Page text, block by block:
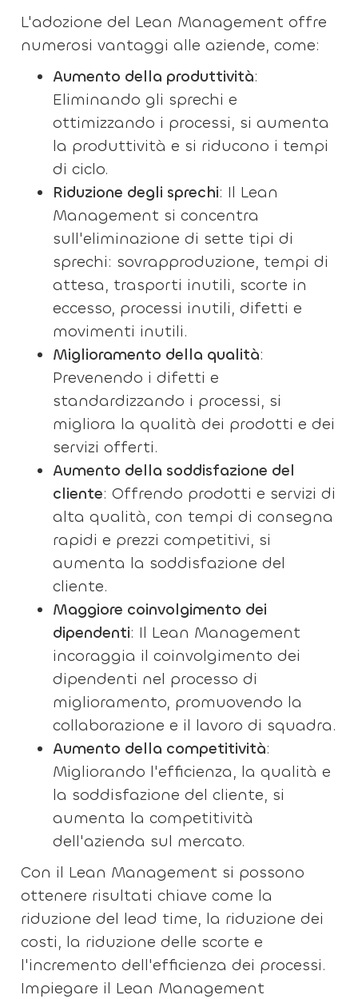
L'adozione del Lean Management offre
numerosi vantaggi alle aziende, come:
Aumento della produttività:
Eliminando gli sprechi e
ottimizzando i processi, si aumenta
la produttività e si riducono i tempi
di ciclo.
Riduzione degli sprechi: Il Lean
Management si concentra
sull'eliminazione di sette tipi di
sprechi: sovrapproduzione, tempi di
attesa, trasporti inutili, scorte in
eccesso, processi inutili, difetti e
movimenti inutili.
Miglioramento della qualità:
Prevenendo i difetti e
standardizzando i processi, si
migliora la qualità dei prodotti e dei
servizi offerti.
Aumento della soddisfazione del
cliente: Offrendo prodotti e servizi di
alta qualità, con tempi di consegna
rapidi e prezzi competitivi, si
aumenta la soddisfazione del
cliente.
Maggiore coinvolgimento dei
dipendenti: Il Lean Management
incoraggia il coinvolgimento dei
dipendenti nel processo di
miglioramento, promuovendo la
collaborazione e il lavoro di squadra.
Aumento della competitività:
Migliorando l'efficienza, la qualità e
la soddisfazione del cliente, si
aumenta la competitività
dell'azienda sul mercato.
Con il Lean Management si possono
ottenere risultati chiave come la
riduzione del lead time, la riduzione dei
costi, la riduzione delle scorte e
l'incremento dell'efficienza dei processi.
Impiegare il Lean Management